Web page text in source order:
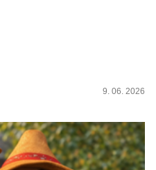
9. 06. 2026